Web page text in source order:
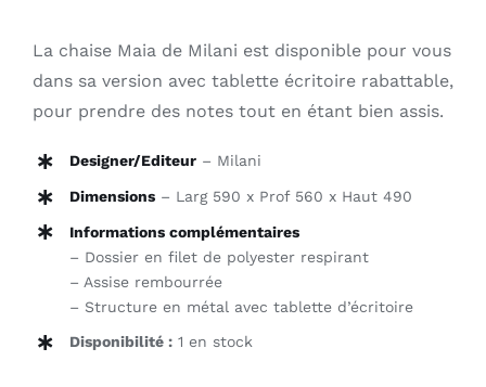
La chaise Maia de Milani est disponible pour vous
dans sa version avec tablette écritoire rabattable,
pour prendre des notes tout en étant bien assis.
Designer/Editeur– Milani
Dimensions– Larg 590 x Prof 560 x Haut 490
Informations complémentaires
– Dossier en filet de polyester respirant
– Assise rembourrée
– Structure en métal avec tablette d’écritoire
Disponibilité :1 en stock